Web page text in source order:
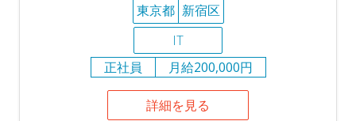
東京都 新宿区
IT
正社員
月給200,000円
詳細を見る